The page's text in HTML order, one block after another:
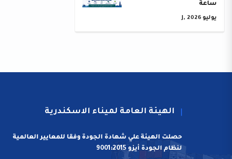
ساعة
يوليو J, 2026
الهيئة العامة لميناء الاسكندرية
حصلت الهيئة علي شهادة الجودة وفقا للمعايير العالمية
لنظام الجودة أيزو 9001:2015